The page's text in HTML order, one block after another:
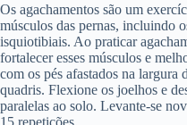
Os agachamentos são um
músculos das pernas, incluindo
isquiotibiais. Ao praticar
fortalecer esses músculos e
com os pés afastados na largura
quadris. Flexione os joelhos e
paralelas ao solo. Levante-se
15 repetições.